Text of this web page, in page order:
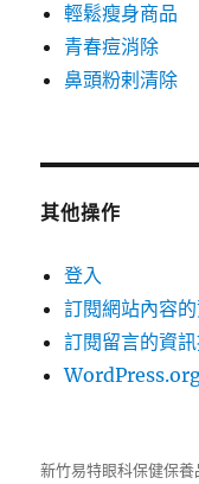
輕鬆瘦身商品
青春痘消除
鼻頭粉剌清除
其他操作
登入
訂閱網站內容
訂閱留言的資
新竹易特眼科保健保養